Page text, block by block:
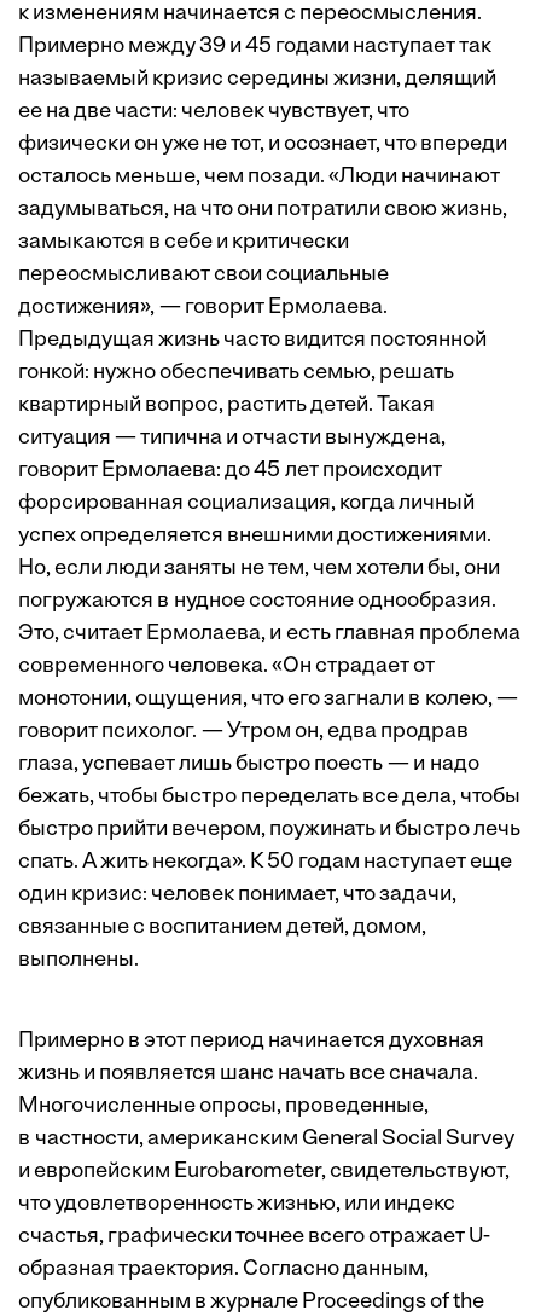
к изменениям начинается с переосмысления.
Примерно между 39 и 45 годами наступает так
называемый кризис середины жизни, делящий
ее на две части: человек чувствует, что
физически он уже не тот, и осознает, что впереди
осталось меньше, чем позади. «Люди начинают
задумываться, на что они потратили свою жизнь,
замыкаются в себе и критически
переосмысливают свои социальные
достижения», — говорит Ермолаева.
Предыдущая жизнь часто видится постоянной
гонкой: нужно обеспечивать семью, решать
квартирный вопрос, растить детей. Такая
ситуация — типична и отчасти вынуждена,
говорит Ермолаева: до 45 лет происходит
форсированная социализация, когда личный
успех определяется внешними достижениями.
Но, если люди заняты не тем, чем хотели бы, они
погружаются в нудное состояние однообразия.
Это, считает ­Ермолаева, и есть главная проблема
современного человека. «Он страдает от
монотонии, ощущения, что его загнали в колею, —
говорит психолог. — Утром он, едва продрав
глаза, успевает лишь быстро поесть — и надо
бежать, чтобы быстро переделать все дела, чтобы
быстро прийти вечером, поужинать и быстро лечь
спать. А жить некогда». К 50 годам наступает еще
один кризис: человек понимает, что задачи,
связанные с воспитанием детей, домом,
выполнены.
Примерно в этот период начинается духовная
жизнь и появляется шанс начать все сначала.
Многочисленные опросы, проведенные,
в частности, американским General Social Survey
и европейским Eurobarometer, свидетельствуют,
что удовлетворенность жизнью, или индекс
счастья, графически точнее всего отражает U-
образная траектория. Согласно данным,
опубликованным в журнале Proceedings of the